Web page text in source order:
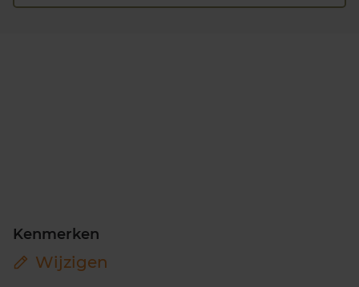
Kenmerken
Wijzigen